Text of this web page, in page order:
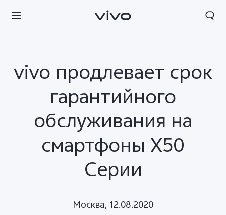
vivo продлевает срок
гарантийного
обслуживания на
смартфоны X50
Серии
Москва, 12.08.2020